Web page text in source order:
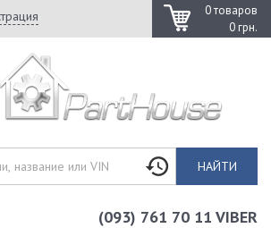
0 товаров
0 грн.
НАЙТИ
(093) 761 70 11 VIBER